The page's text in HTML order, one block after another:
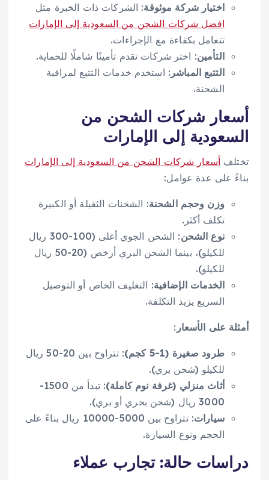
اختيار شركة موثوقة: الشركات ذات الخبرة مثل
افضل شركات الشحن من السعودية إلى الإمارات
تتعامل بكفاءة مع الإجراءات.
التأمين: اختر شركات تقدم تأمينًا شاملًا للحماية.
التتبع المباشر : استخدم خدمات التتبع لمراقبة
الشحنة.
أسعار شركات الشحن من
السعودية إلى الإمارات
تختلف أسعار شركات الشحن من السعودية إلى الإمارات
بناءً على عدة عوامل:
وزن وحجم الشحنة: الشحنات الثقيلة أو الكبيرة
تكلف أكثر.
نوع الشحن
: الشحن الجوي أغلى (100-300 ريال
للكيلو)، بينما الشحن البري أرخص (20-50 ريال
للكيلو).
الخدمات الإضافية: التغليف الخاص أو التوصيل
السريع يزيد التكلفة.
أمثلة على الأسعار :
طرود صغيرة (1-5 كجم)
: تتراوح بين 20-50 ريال
للكيلو (شحن بري).
أثاث منزلي (غرفة نوم كاملة)
: تبدأ من 1500-
3000 ريال (شحن بحري أو بري).
سيارات
: تتراوح بين 5000-10000 ريال بناءً على
الحجم ونوع السيارة.
دراسات حالة: تجارب عملاء